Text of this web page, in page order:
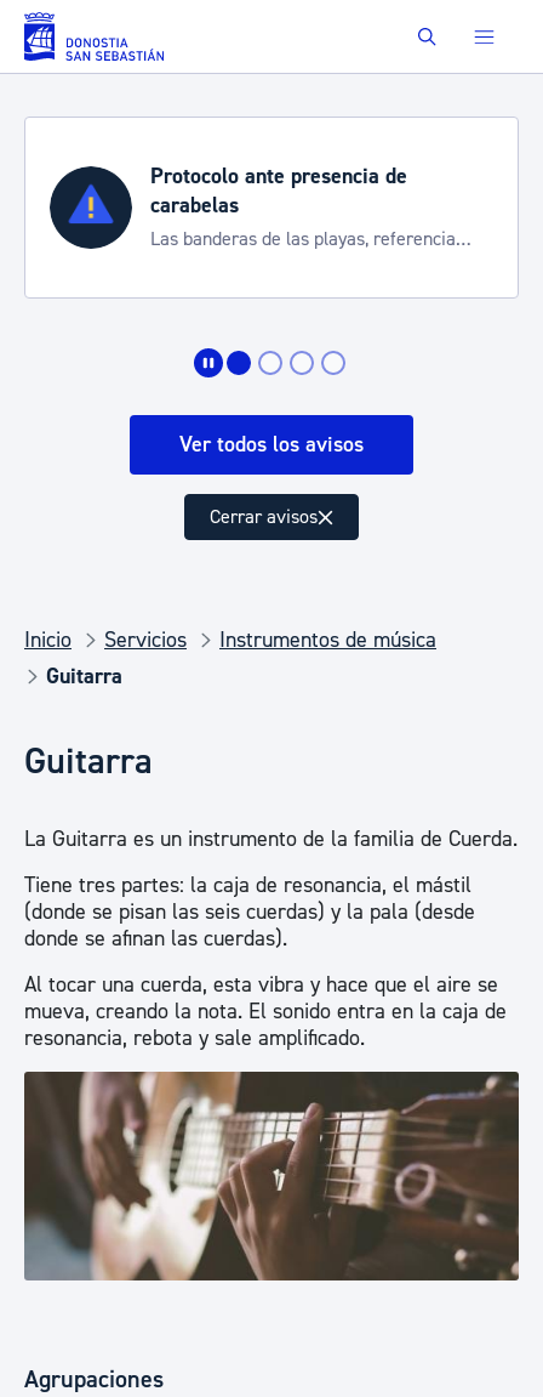
Saltar al contenido principal Buscar
Protocolo ante presencia de
carabelas
Las banderas de las playas, referencia
Ver todos los avisos
Cerrar avisos
Inicio Servicios
Instrumentos de música
Guitarra
Guitarra
La Guitarra es un instrumento de la familia de Cuerda.
Tiene tres partes: la caja de resonancia, el mástil
(donde se pisan las seis cuerdas) y la pala (desde
donde se afinan las cuerdas).
Al tocar una cuerda, esta vibra y hace que el aire se
mueva, creando la nota. El sonido entra en la caja de
resonancia, rebota y sale amplificado.
Agrupaciones